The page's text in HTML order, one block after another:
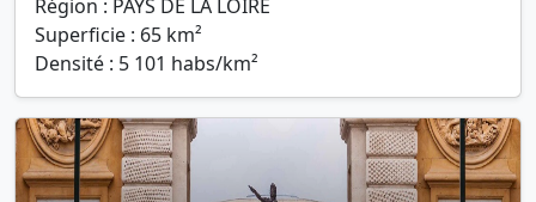
Région : PAYS DE LA LOIRE
Superficie : 65 km²
Densité : 5 101 habs/km²